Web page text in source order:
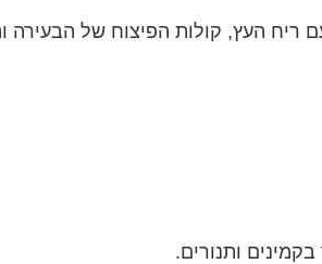
ריח העץ, קולות הפיצוח של
ותנורים.